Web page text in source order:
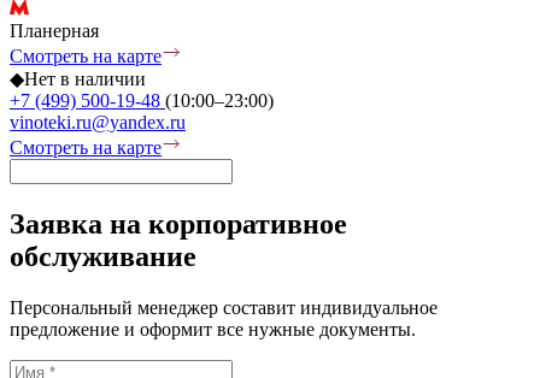
Планерная
Смотреть на карте
◆Нет в наличии
+7 (499) 500-19-48 (10:00–23:00)
vinoteki.ru@yandex.ru
Смотреть на карте
Заявка на корпоративное
обслуживание
Персональный менеджер составит индивидуальное
предложение и оформит все нужные документы.